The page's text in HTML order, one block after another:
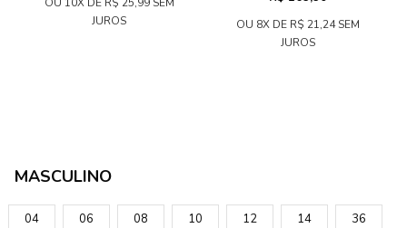
JUROS
OU 8X DE R$ 21,24 SEM
JUROS
MASCULINO
04 06 08 10 12 14 36